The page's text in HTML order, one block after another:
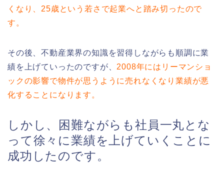
くなり、25歳という若さで起業へと踏み切ったので
す。
その後、不動産業界の知識を習得しながらも順調に業
績を上げていったのですが、 2008年にはリーマンショ
ックの影響で物件が思うように売れなくなり業績が悪
化することになります。
しかし、困難ながらも社員一丸とな
って徐々に業績を上げていくことに
成功したのです。